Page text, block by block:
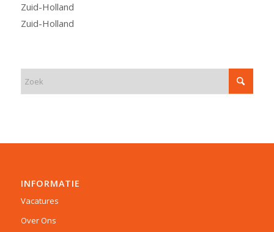
Zuid-Holland
Zuid-Holland
INFORMATIE
Vacatures
Over Ons